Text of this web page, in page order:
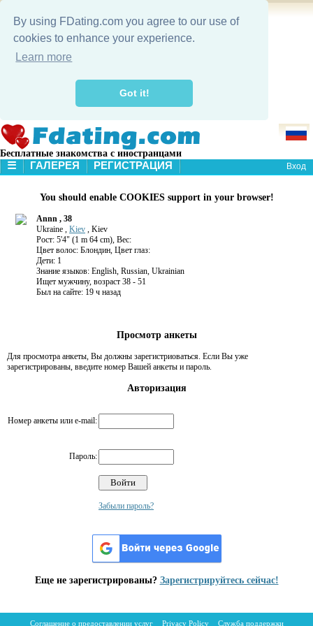
By using FDating.com you agree to our use of
cookies to enhance your experience.
Learn more
Got it!
Бесплатные знакомства с иностранцами
☰
ГАЛЕРЕЯ
ПОИСК
ГАЛЕРЕЯ РЕГИСТРАЦИЯ Вход
You should enable COOKIES support in your browser!
Annn , 38
Ukraine , Kiev , Kiev
Рост: 5'4" (1 m 64 cm), Вес:
Цвет волос: Блондин, Цвет глаз:
Дети: 1
Знание языков: English, Russian, Ukrainian
Ищет мужчину, возраст 38 - 51
Был на сайте: 19 ч назад
Просмотр анкеты
Для просмотра анкеты, Вы должны зарегистриоваться. Если Вы уже
зарегистрированы, введите номер Вашей анкеты и пароль.
Авторизация
Номер анкеты или e-mail:
Пароль:
Забыли пароль?
Еще не зарегистрированы? Зарегистрируйтесь сейчас!
Соглашение о предоставлении услуг Privacy Policy Служба поддержки